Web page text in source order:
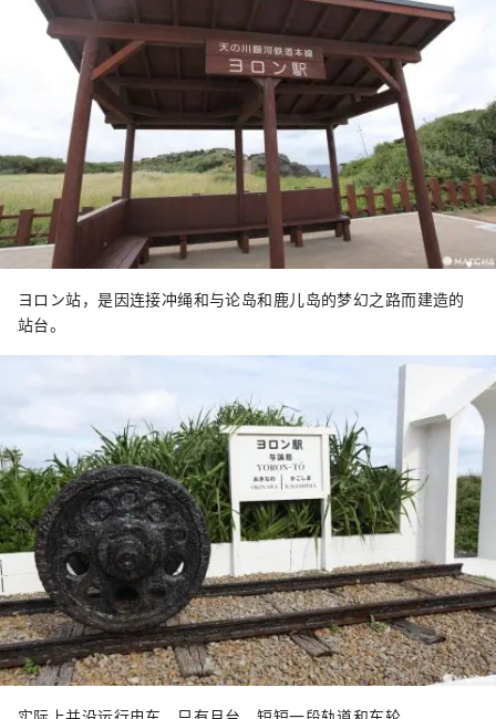
ヨロン站，是因连接冲绳和与论岛和鹿儿岛的梦幻之路而建造的
站台。